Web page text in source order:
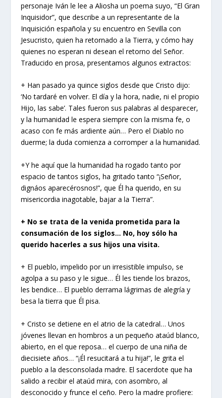
personaje Iván le lee a Aliosha un poema suyo, “El Gran
Inquisidor”, que describe a un representante de la
Inquisición española y su encuentro en Sevilla con
Jesucristo, quien ha retornado a la Tierra, y cómo hay
quienes no esperan ni desean el retorno del Señor.
Traducido en prosa, presentamos algunos extractos:
+ Han pasado ya quince siglos desde que Cristo dijo:
‘No tardaré en volver. El día y la hora, nadie, ni el propio
Hijo, las sabe’. Tales fueron sus palabras al desparecer,
y la humanidad le espera siempre con la misma fe, o
acaso con fe más ardiente aún… Pero el Diablo no
duerme; la duda comienza a corromper a la humanidad.
+Y he aquí que la humanidad ha rogado tanto por
espacio de tantos siglos, ha gritado tanto “¡Señor,
dignáos aparecérosnos!”, que Él ha querido, en su
misericordia inagotable, bajar a la Tierra”.
+ No se trata de la venida prometida para la
consumación de los siglos… No, hoy sólo ha
querido hacerles a sus hijos una visita.
+ El pueblo, impelido por un irresistible impulso, se
agolpa a su paso y le sigue… Él les tiende los brazos,
les bendice… El pueblo derrama lágrimas de alegría y
besa la tierra que Él pisa.
+ Cristo se detiene en el atrio de la catedral… Unos
jóvenes llevan en hombros a un pequeño ataúd blanco,
abierto, en el que reposa… el cuerpo de una niña de
diecisiete años… “¡Él resucitará a tu hija!”, le grita el
pueblo a la desconsolada madre. El sacerdote que ha
salido a recibir el ataúd mira, con asombro, al
desconocido y frunce el ceño. Pero la madre profiere: